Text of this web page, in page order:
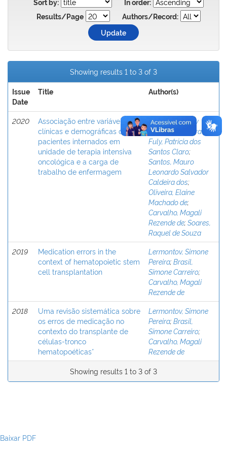
Sort by:
In order:
Results/Page
Authors/Record:
Showing results 1 to 3 of 3
Issue
Date
Title Author(s)
2020
Associação entre variáveis
clínicas e demográficas de
pacientes internados em
unidade de terapia intensiva
oncológica e a carga de
trabalho de enfermagem
Cunha, Daianny
Arrais de Oliveira da;
Fuly, Patrícia dos
Santos Claro;
Santos, Mauro
Leonardo Salvador
Caldeira dos;
Oliveira, Elaine
Machado de;
Carvalho, Magali
Rezende de;Soares,
Raquel de Souza
2019
Medication errors in the
context of hematopoietic stem
cell transplantation
Lermontov, Simone
Pereira;Brasil,
Simone Carreiro;
Carvalho, Magali
Rezende de
2018
Uma revisão sistemática sobre
os erros de medicação no
contexto do transplante de
células-tronco
hematopoéticas*
Lermontov, Simone
Pereira;Brasil,
Simone Carreiro;
Carvalho, Magali
Rezende de
Showing results 1 to 3 of 3
Baixar PDF